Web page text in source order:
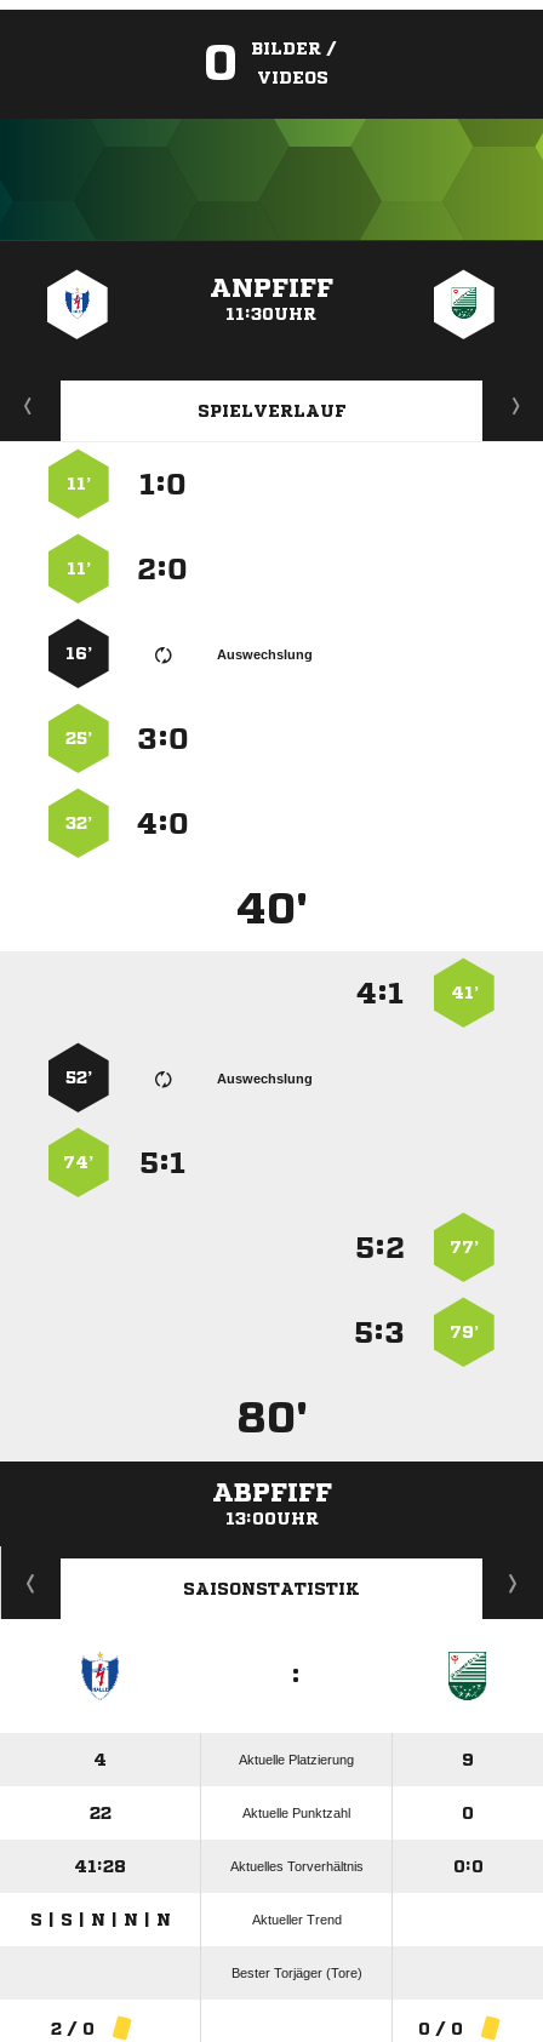
0
BILDER /
VIDEOS
ANPFIFF
11:30UHR
SPIELVERLAUF
:
11’
:
11’
Auswechslung
16’
:
25’
:
32’
40'
41’
:
Auswechslung
52’
:
74’
77’
:
79’
:
80'
ABPFIFF
13:00UHR
ANZEIGE
SAISONSTATISTIK
:
4 Aktuelle Platzierung 9
22 Aktuelle Punktzahl 0
41:28 Aktuelles Torverhältnis 0:0
S | S | N | N | N Aktueller Trend
Bester Torjäger (Tore)
2 / 0 0 / 0